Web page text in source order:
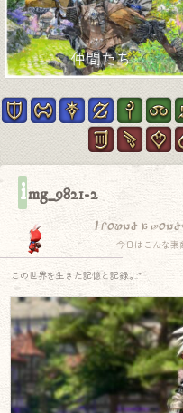
仲間たち
img_9821-2
I found a
今日はこんな素
この世界を生きた記憶と記録.｡.:*